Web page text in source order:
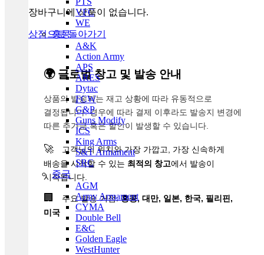
장바구니에 상품이 없습니다.
상점으로 돌아가기
🌍 글로벌 창고 및 발송 안내
상품의 발송지는 재고 상황에 따라 유동적으로
결정됩니다. 경우에 따라 결제 이후라도 발송지 변경에
따른 추가금 혹은 할인이 발생할 수 있습니다.
🚀
고객님의 위치와 가장 가깝고, 가장 신속하게
배송을 시작할 수 있는 최적의 창고에서 발송이
시작됩니다.
🏢 주요 발송 거점:홍콩, 대만, 일본, 한국, 필리핀,
미국
VFC
WE
홍콩
A&K
Action Army
APS
ARES
Dytac
FCW
G&P
Guns Modify
ICS
King Arms
S&T Armament
SRC
중국
AGM
Army Armament
CYMA
Double Bell
E&C
Golden Eagle
WestHunter